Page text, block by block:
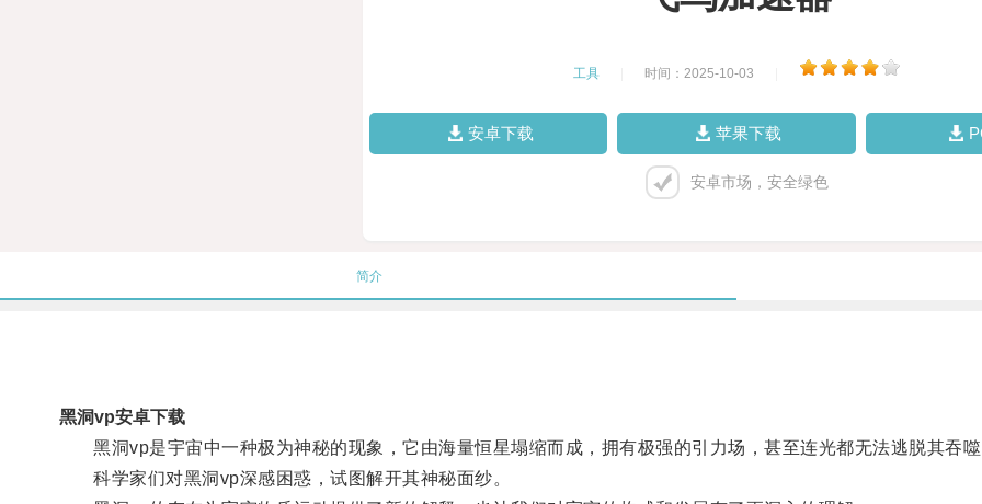
工具 时间：2025-10-03
安卓下载 苹果下载
安卓市场，安全绿色
简介
黑洞vp安卓下载
黑洞vp是宇宙中一种极为神秘的现象，它由海量恒星塌缩而成，拥有极强的引力场，甚至连光都无法逃脱其吞噬
科学家们对黑洞vp深感困惑，试图解开其神秘面纱。